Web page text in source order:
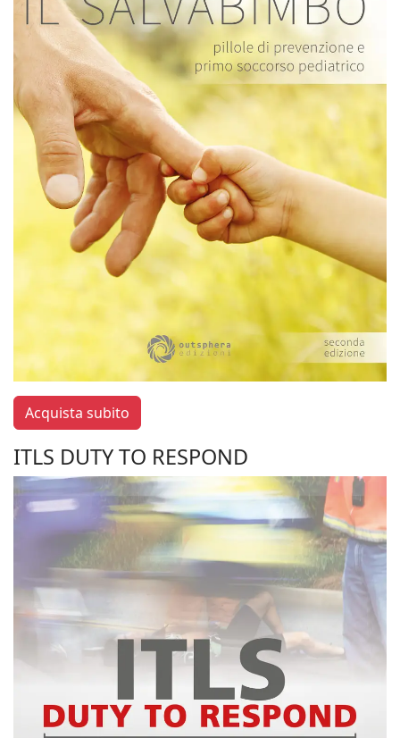
Acquista subito
ITLS DUTY TO RESPOND